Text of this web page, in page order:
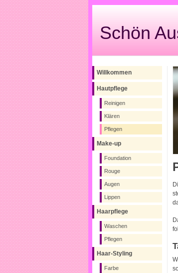
Schön
Willkommen
Hautpflege
Reinigen
Klären
Pflegen
Make-up
Foundation
Rouge
Augen
Lippen
Haarpflege
Waschen
Pflegen
Haar-Styling
Farbe